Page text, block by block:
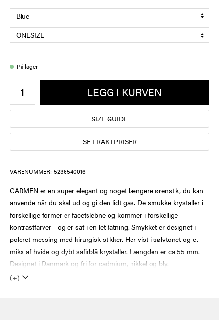
På lager
LEGG I KURVEN
SIZE GUIDE
SE FRAKTPRISER
VARENUMMER: 5236540016
CARMEN er en super elegant og noget længere ørenstik, du kan
anvende når du skal ud og gi den lidt gas. De smukke krystaller i
forskellige former er facetslebne og kommer i forskellige
kontrastfarver - og er sat i en let fatning. Smykket er designet i
poleret messing med kirurgisk stikker. Her vist i sølvtonet og et
miks af hvide og dybt safirblå krystaller. Længden er ca 55 mm.
Designet i Danmark og fri for cadmium, nikkel og bly.
(+)